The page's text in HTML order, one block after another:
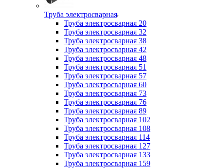
Труба электросварная
Труба электросварная 20
Труба электросварная 32
Труба электросварная 38
Труба электросварная 42
Труба электросварная 48
Труба электросварная 51
Труба электросварная 57
Труба электросварная 60
Труба электросварная 73
Труба электросварная 76
Труба электросварная 89
Труба электросварная 102
Труба электросварная 108
Труба электросварная 114
Труба электросварная 127
Труба электросварная 133
Труба электросварная 159